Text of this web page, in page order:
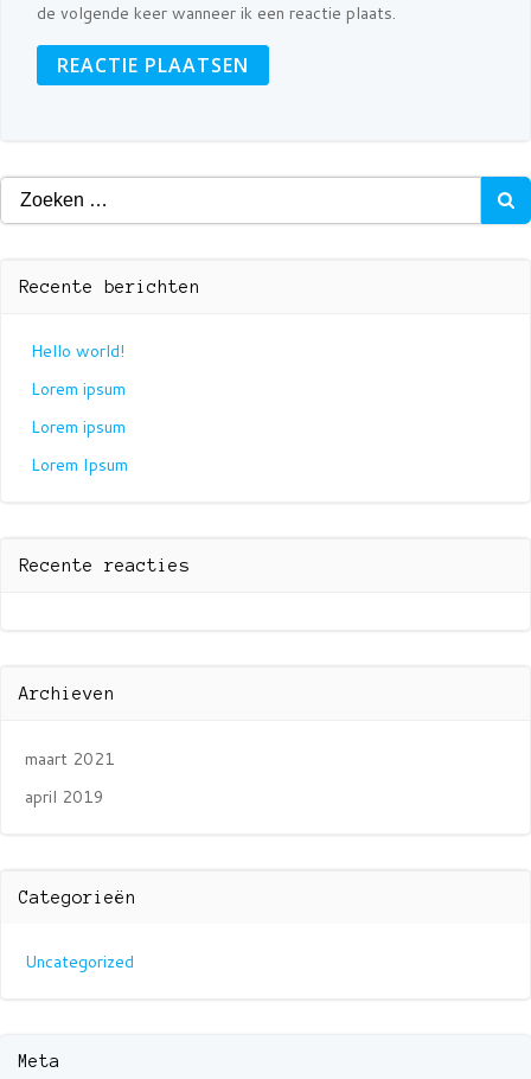
de volgende keer wanneer ik een reactie plaats.
Zoeken
naar:
Recente berichten
Hello world!
Lorem ipsum
Lorem ipsum
Lorem Ipsum
Recente reacties
Archieven
maart 2021
april 2019
Categorieën
Uncategorized
Meta